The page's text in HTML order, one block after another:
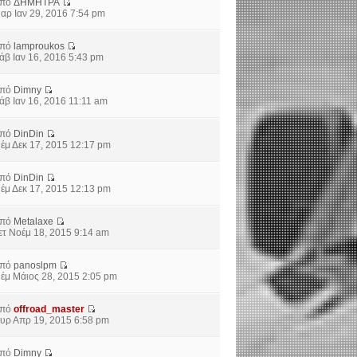
ΔΗΜΗΤΡΑ
Ιαν 29, 2016 7:54 pm
lamproukos
Ιαν 16, 2016 5:43 pm
Dimny
Ιαν 16, 2016 11:11 am
DinDin
Δεκ 17, 2015 12:17 pm
DinDin
Δεκ 17, 2015 12:13 pm
Metalaxe
Νοέμ 18, 2015 9:14 am
panoslpm
Μάιος 28, 2015 2:05 pm
offroad_master
Απρ 19, 2015 6:58 pm
Dimny